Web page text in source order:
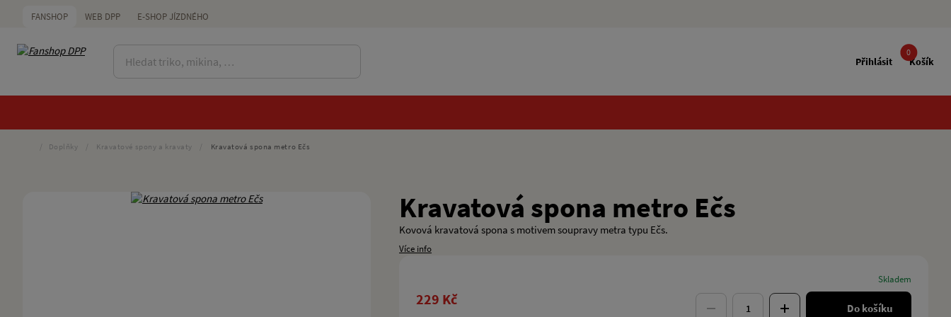
FANSHOP WEB DPP E-SHOP JÍZDNÉHO
Přihlásit
0
Košík
Doplňky Kravatové spony a kravaty Kravatová spona metro Ečs
Kravatová spona metro Ečs
Kovová kravatová spona s motivem soupravy metra typu Ečs.
Více info
229 Kč
Skladem
Do košíku